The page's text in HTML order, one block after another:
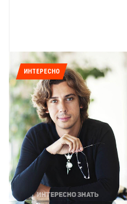
ИНТЕРЕСНО